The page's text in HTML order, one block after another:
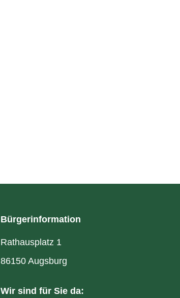
Bürgerinformation
Rathausplatz 1
86150 Augsburg
Wir sind für Sie da: